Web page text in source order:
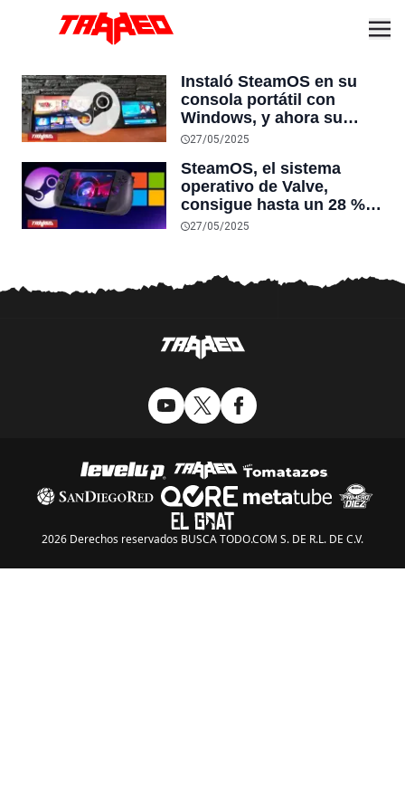
Instaló SteamOS en su
consola portátil con
Windows, y ahora su
Steam Deck está juntando
27/05/2025
SteamOS, el sistema
operativo de Valve,
consigue hasta un 28 %
más de FPS que Windows
portátiles
27/05/2025
2026 Derechos reservados BUSCA TODO.COM S. DE R.L. DE C.V.